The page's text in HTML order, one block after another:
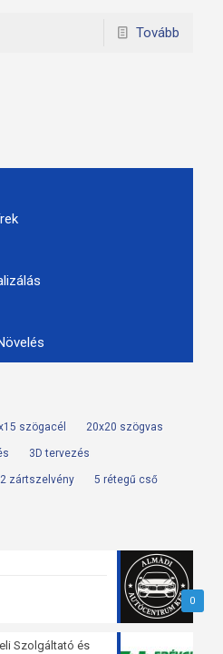
Tovább
szögacél 20x20 szögvas
3D tervezés
zártszelvény 5 rétegű cső
0
Szolgáltató és